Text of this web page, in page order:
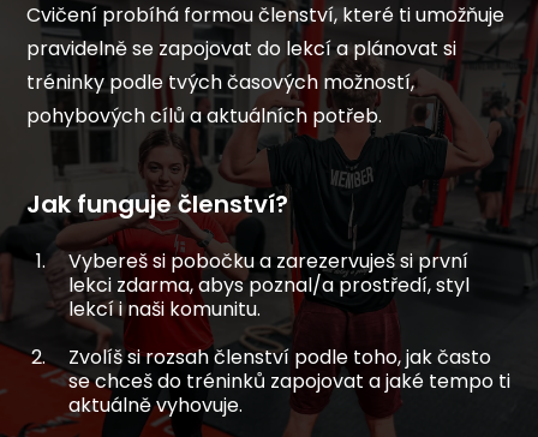
Cvičení probíhá formou členství, které ti umožňuje
pravidelně se zapojovat do lekcí a plánovat si
tréninky podle tvých časových možností,
pohybových cílů a aktuálních potřeb.
Jak funguje členství?
Vybereš si pobočku a zarezervuješ si první
lekci zdarma, abys poznal/a prostředí, styl
lekcí i naši komunitu.
Zvolíš si rozsah členství podle toho, jak často
se chceš do tréninků zapojovat a jaké tempo ti
aktuálně vyhovuje.